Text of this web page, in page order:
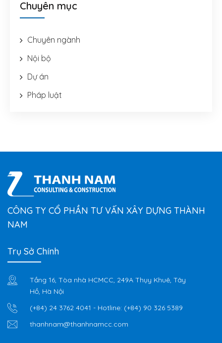
Chuyên mục
Chuyên ngành
Nội bộ
Dự án
Pháp luật
CÔNG TY CỔ PHẦN TƯ VẤN XÂY DỰNG THÀNH
NAM
Trụ Sở Chính
Tầng 16, Tòa nhà HCMCC, 249A Thụy Khuê, Tây
Hồ, Hà Nội
(+84) 24 3762 4041 - Hotline: (+84) 90 326 5389
thanhnam@thanhnamcc.com